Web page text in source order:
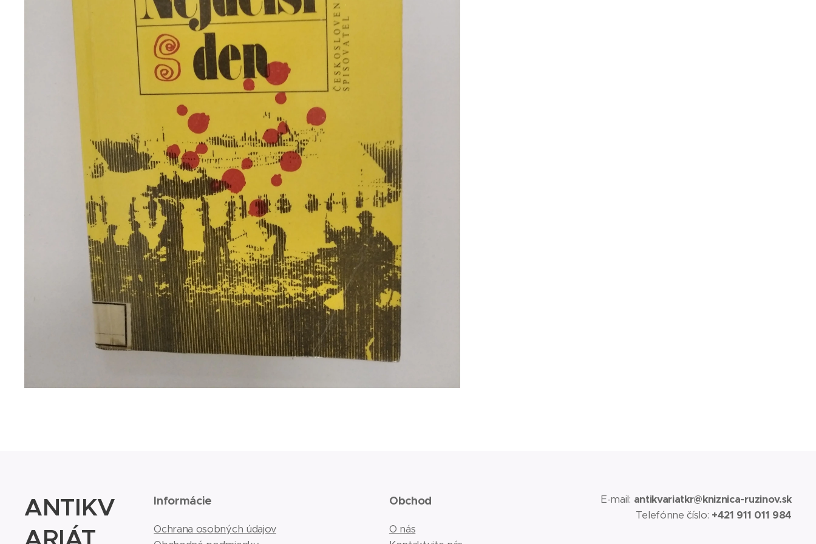
ANTIKV
ARIÁT
Informácie
Ochrana osobných údajov
Obchod
O nás
E-mail: antikvariatkr@kniznica-ruzinov.sk
Telefónne číslo: +421 911 011 984